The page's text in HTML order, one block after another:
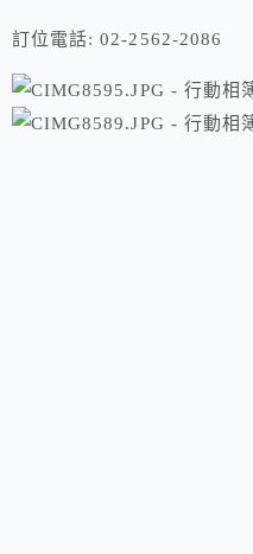
訂位電話: 02-2562-2086